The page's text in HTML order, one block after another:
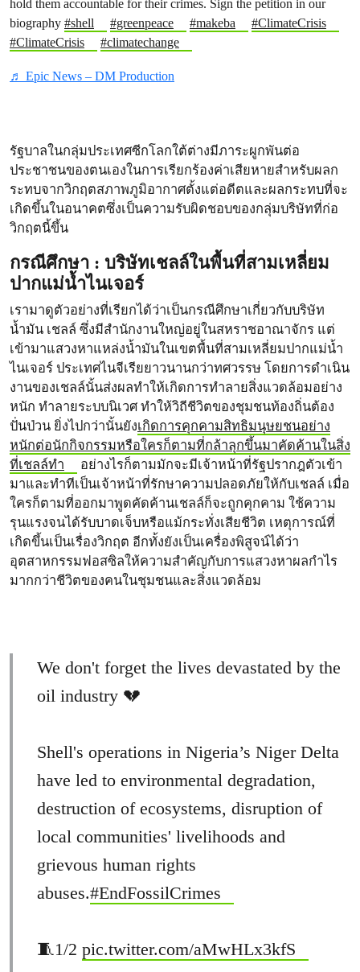
hold them accountable for their crimes. Sign the petition in our
biography #shell #greenpeace #makeba
#ClimateCrisis
#ClimateCrisis
#climatechange
♬ Epic News – DM Production
รัฐบาลในกลุ่มประเทศซีกโลกใต้ต่างมีภาระผูกพันต่อ
ประชาชนของตนเองในการเรียกร้องค่าเสียหายสำหรับผลก
ระทบจากวิกฤตสภาพภูมิอากาศตั้งแต่อดีตและผลกระทบที่จะ
เกิดขึ้นในอนาคตซึ่งเป็นความรับผิดชอบของกลุ่มบริษัทที่ก่อ
วิกฤตนี้ขึ้น
กรณีศึกษา : บริษัทเชลล์ในพื้นที่สามเหลี่ยม
ปากแม่น้ำไนเจอร์
เรามาดูตัวอย่างที่เรียกได้ว่าเป็นกรณีศึกษาเกี่ยวกับบริษัท
น้ำมัน เชลล์ ซึ่งมีสำนักงานใหญ่อยู่ในสหราชอาณาจักร แต่
เข้ามาแสวงหาแหล่งน้ำมันในเขตพื้นที่สามเหลี่ยมปากแม่น้ำ
ไนเจอร์ ประเทศไนจีเรียยาวนานกว่าทศวรรษ โดยการดำเนิน
งานของเชลล์นั้นส่งผลทำให้เกิดการทำลายสิ่งแวดล้อมอย่าง
หนัก ทำลายระบบนิเวศ ทำให้วิถีชีวิตของชุมชนท้องถิ่นต้อง
ปั่นป่วน ยิ่งไปกว่านั้นยังเกิดการคุกคามสิทธิมนุษยชนอย่าง
หนักต่อนักกิจกรรมหรือใครก็ตามที่กล้าลุกขึ้นมาคัดค้านในสิ่ง
ที่เชลล์ทำ
อย่างไรก็ตามมักจะมีเจ้าหน้าที่รัฐปรากฎตัวเข้า
มาและทำทีเป็นเจ้าหน้าที่รักษาความปลอดภัยให้กับเชลล์ เมื่อ
ใครก็ตามที่ออกมาพูดคัดค้านเชลล์ก็จะถูกคุกคาม ใช้ความ
รุนแรงจนได้รับบาดเจ็บหรือแม้กระทั่งเสียชีวิต เหตุการณ์ที่
เกิดขึ้นเป็นเรื่องวิกฤต อีกทั้งยังเป็นเครื่องพิสูจน์ได้ว่า
อุตสาหกรรมฟอสซิลให้ความสำคัญกับการแสวงหาผลกำไร
มากกว่าชีวิตของคนในชุมชนและสิ่งแวดล้อม
We don't forget the lives devastated by the
oil industry 💔
Shell's operations in Nigeria’s Niger Delta
have led to environmental degradation,
destruction of ecosystems, disruption of
local communities' livelihoods and
grievous human rights
abuses.#EndFossilCrimes
🧵1/2 pic.twitter.com/aMwHLx3kfS